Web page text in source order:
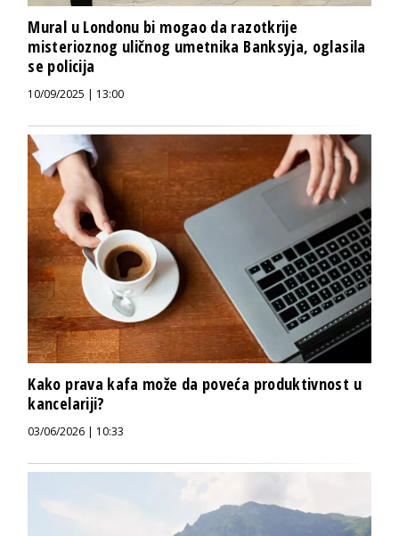
Mural u Londonu bi mogao da razotkrije
misterioznog uličnog umetnika Banksyja, oglasila
se policija
10/09/2025 | 13:00
Kako prava kafa može da poveća produktivnost u
kancelariji?
03/06/2026 | 10:33